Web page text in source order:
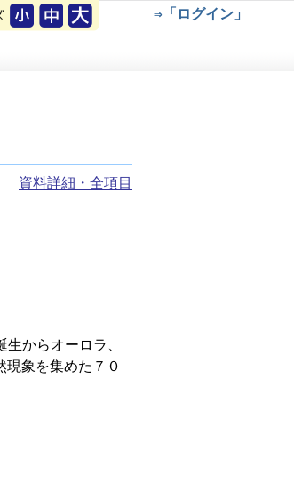
⇒「ログイン」
資料詳細・全項目
からオーロラ、
現象を集めた７０